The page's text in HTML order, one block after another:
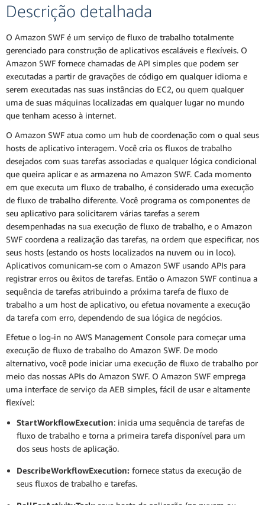
Descrição detalhada
O Amazon SWF é um serviço de fluxo de trabalho totalmente
gerenciado para construção de aplicativos escaláveis e flexíveis. O
Amazon SWF fornece chamadas de API simples que podem ser
executadas a partir de gravações de código em qualquer idioma e
serem executadas nas suas instâncias do EC2, ou quem qualquer
uma de suas máquinas localizadas em qualquer lugar no mundo
que tenham acesso à internet.
O Amazon SWF atua como um hub de coordenação com o qual seus
hosts de aplicativo interagem. Você cria os fluxos de trabalho
desejados com suas tarefas associadas e qualquer lógica condicional
que queira aplicar e as armazena no Amazon SWF. Cada momento
em que executa um fluxo de trabalho, é considerado uma execução
de fluxo de trabalho diferente. Você programa os componentes de
seu aplicativo para solicitarem várias tarefas a serem
desempenhadas na sua execução de fluxo de trabalho, e o Amazon
SWF coordena a realização das tarefas, na ordem que especificar, nos
seus hosts (estando os hosts localizados na nuvem ou in loco).
Aplicativos comunicam-se com o Amazon SWF usando APIs para
registrar erros ou êxitos de tarefas. Então o Amazon SWF continua a
sequência de tarefas atribuindo a próxima tarefa de fluxo de
trabalho a um host de aplicativo, ou efetua novamente a execução
da tarefa com erro, dependendo de sua lógica de negócios.
Efetue o log-in no AWS Management Console para começar uma
execução de fluxo de trabalho do Amazon SWF. De modo
alternativo, você pode iniciar uma execução de fluxo de trabalho por
meio das nossas APIs do Amazon SWF. O Amazon SWF emprega
uma interface de serviço da AEB simples, fácil de usar e altamente
flexível:
StartWorkflowExecution: inicia uma sequência de tarefas de
fluxo de trabalho e torna a primeira tarefa disponível para um
dos seus hosts de aplicação.
DescribeWorkflowExecution: fornece status da execução de
seus fluxos de trabalho e tarefas.